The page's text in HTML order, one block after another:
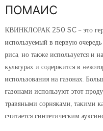
ПОМАИС
КВИНКЛОРАК 250 SC – это
используемый в первую
риса, но также используется и
культурах и содержится в
использования на газонах.
газонами используют этот
травяными сорняками, такими
считается синтетическим